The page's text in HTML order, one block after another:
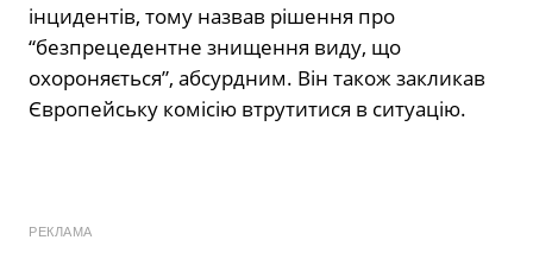
інцидентів, тому назвав рішення про
“безпрецедентне знищення виду, що
охороняється”, абсурдним. Він також закликав
Європейську комісію втрутитися в ситуацію.
РЕКЛАМА